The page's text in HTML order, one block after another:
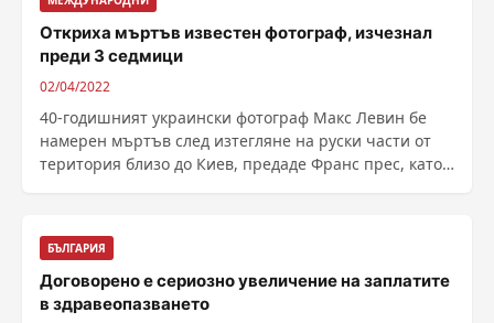
Откриха мъртъв известен фотограф, изчезнал
преди 3 седмици
02/04/2022
40-годишният украински фотограф Макс Левин бе
намерен мъртъв след изтегляне на руски части от
територия близо до Киев, предаде Франс прес, като
БЪЛГАРИЯ
Договорено е сериозно увеличение на заплатите
в здравеопазването